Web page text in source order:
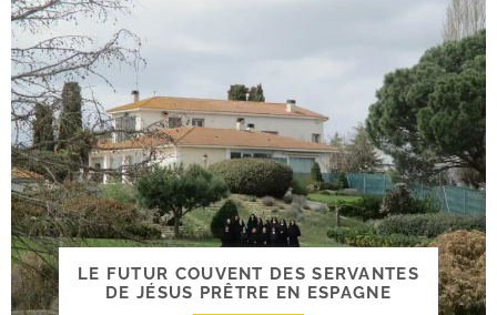
LE FUTUR COUVENT DES SERVANTES
DE JÉSUS PRÊTRE EN ESPAGNE